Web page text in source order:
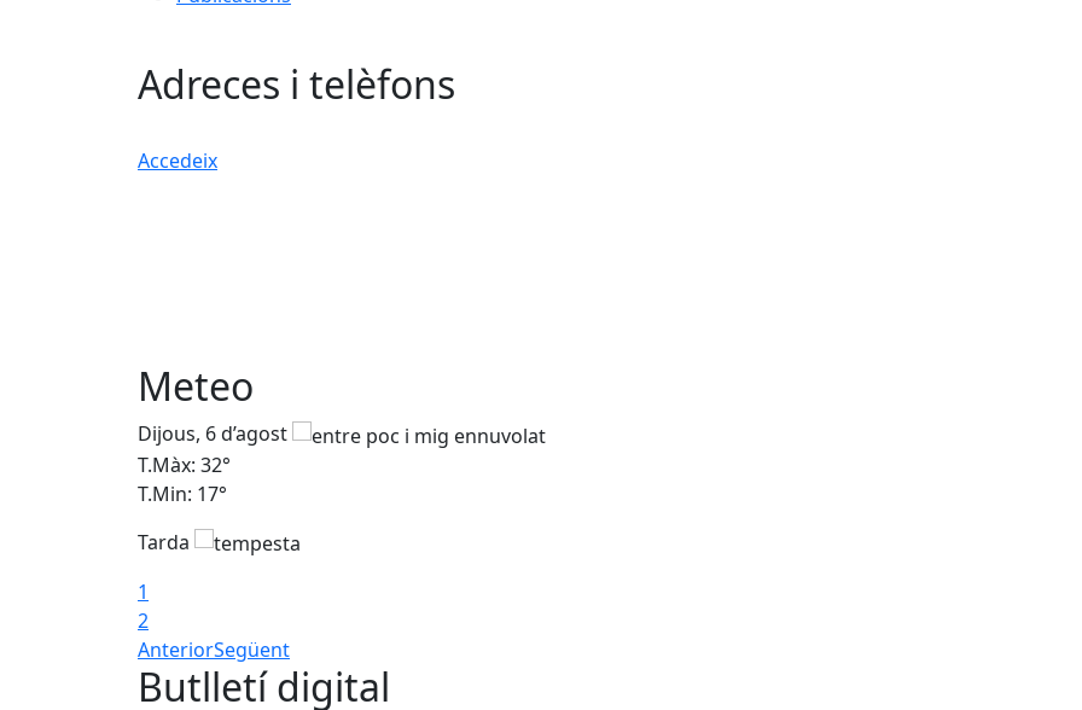
Adreces i telèfons
Accedeix
Meteo
Dijous, 6 d’agost
T.Màx: 32°
T.Min: 17°
Tarda
1
2
AnteriorSegüent
Butlletí digital